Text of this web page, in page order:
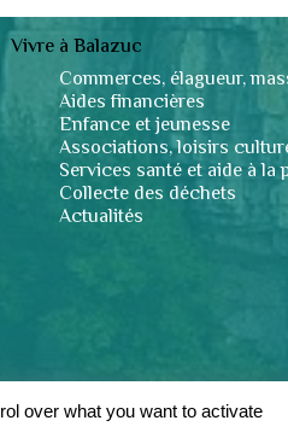
Vivre à Balazuc
Commerces, élagueur,
Aides financières
Enfance et jeunesse
Associations, loisirs
Services santé et aide à la
Collecte des déchets
Actualités
© 2019 - 2026 Balazuc •
création de sites internet à
over what you want to activate